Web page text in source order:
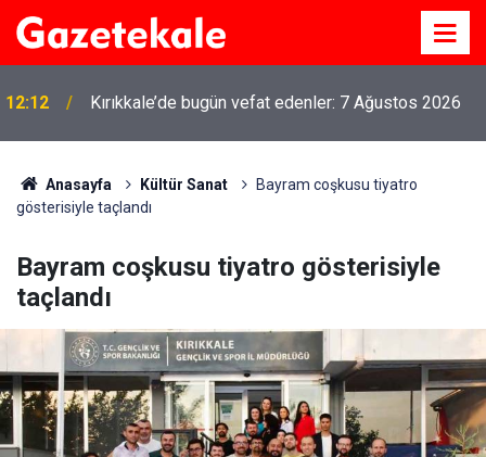
12:12 Kırıkkale’de bugün vefat edenler: 7 Ağustos 2026
Anasayfa Kültür Sanat
Bayram coşkusu tiyatro
gösterisiyle taçlandı
Bayram coşkusu tiyatro gösterisiyle
taçlandı